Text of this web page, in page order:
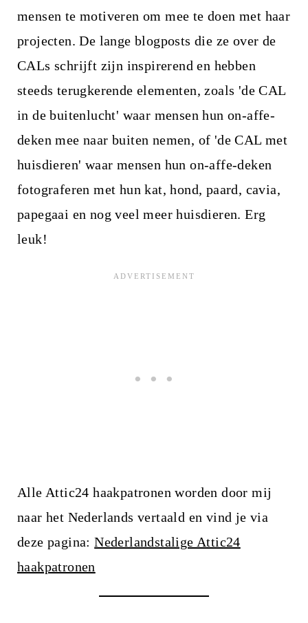
mensen te motiveren om mee te doen met haar
projecten. De lange blogposts die ze over de
CALs schrijft zijn inspirerend en hebben
steeds terugkerende elementen, zoals 'de CAL
in de buitenlucht' waar mensen hun on-affe-
deken mee naar buiten nemen, of 'de CAL met
huisdieren' waar mensen hun on-affe-deken
fotograferen met hun kat, hond, paard, cavia,
papegaai en nog veel meer huisdieren. Erg
leuk!
Alle Attic24 haakpatronen worden door mij
naar het Nederlands vertaald en vind je via
deze pagina:Nederlandstalige Attic24
haakpatronen